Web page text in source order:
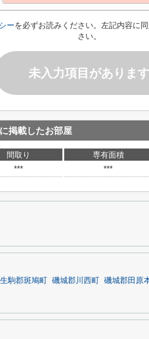
ーを必ずお読みください。左記内容に
さい。
未入力項目があります
掲載したお部屋
間取り 専有面積
*** ***
生駒郡斑鳩町 磯城郡川西町 磯城郡田原